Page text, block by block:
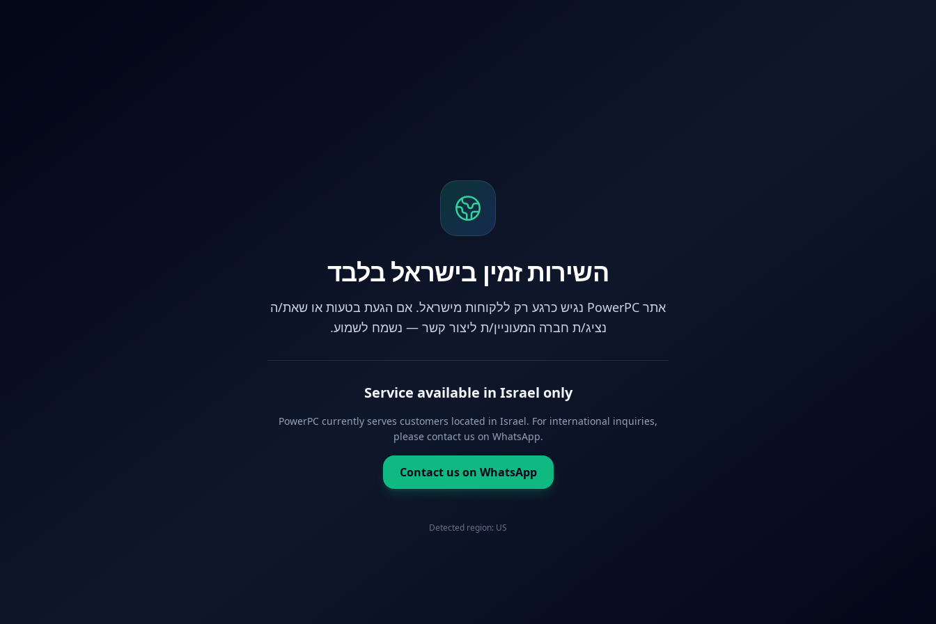
השירות זמין בישראל בלבד
אתר PowerPC נגיש כרגע רק ללקוחות מישראל. אם הגעת בטעות או שאת/ה
נציג/ת חברה המעוניין/ת ליצור קשר — נשמח לשמוע.
Service available in Israel only
PowerPC currently serves customers located in Israel. For international inquiries,
please contact us on WhatsApp.
Contact us on WhatsApp
Detected region: US